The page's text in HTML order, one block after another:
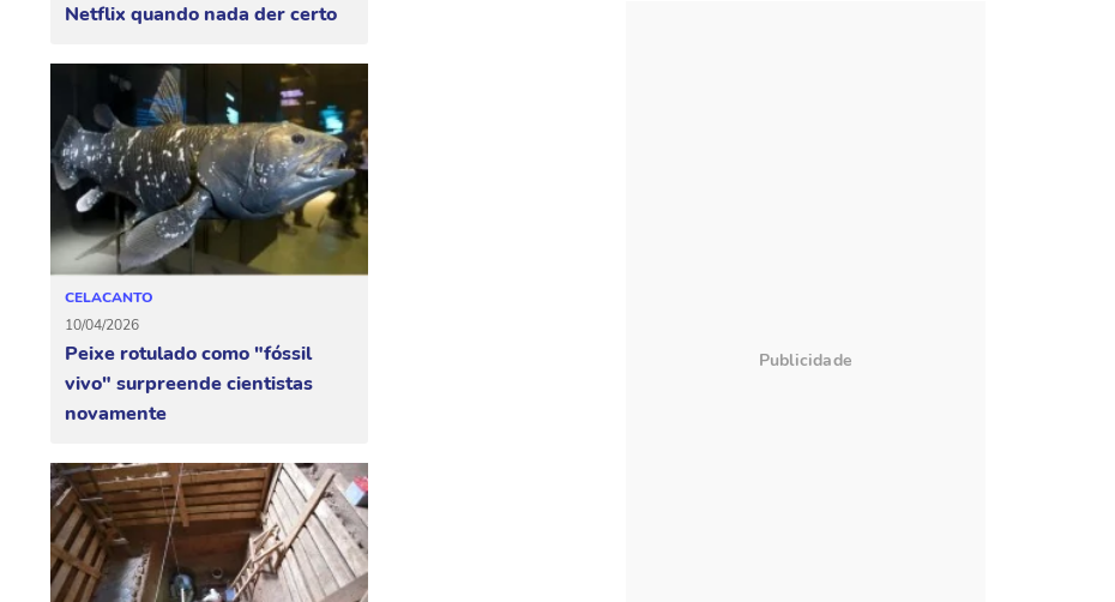
Netflix quando nada der certo
CELACANTO
10/04/2026
Peixe rotulado como "fóssil
vivo" surpreende cientistas
novamente